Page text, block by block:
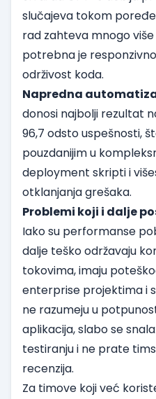
slučajeva tokom
rad zahteva mnogo
potrebna je
održivost koda.
Napredna
donosi najbolji rezultat
96,7 odsto uspešnosti,
pouzdanijim u
deployment skripti i
otklanjanja grešaka.
Problemi koji i dalje
Iako su performanse
dalje teško održavaju
tokovima, imaju
enterprise projektima i
ne razumeju u
aplikacija, slabo se
testiranju i ne prate
recenzija.
Za timove koji već